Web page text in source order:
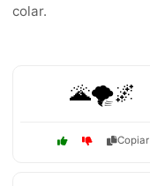
colar.
🌋🌪️🌌
Copiar